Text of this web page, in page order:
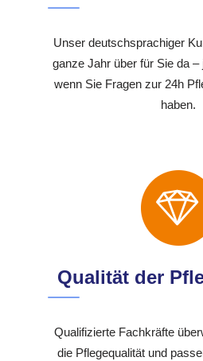
Unser deutschsprachiger
ganze Jahr über für Sie da –
wenn Sie Fragen zur 24h
haben.
Qualität der
Qualifizierte Fachkräfte
die Pflegequalität und